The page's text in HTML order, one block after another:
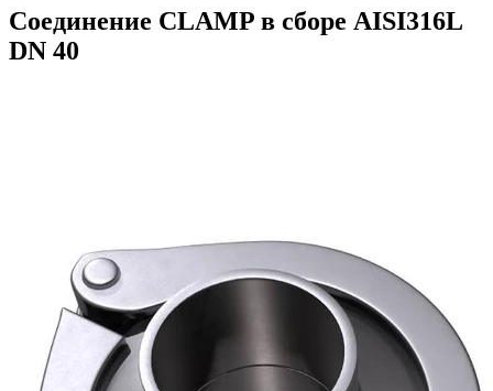
Соединение CLAMP в сборе AISI316L
DN 40